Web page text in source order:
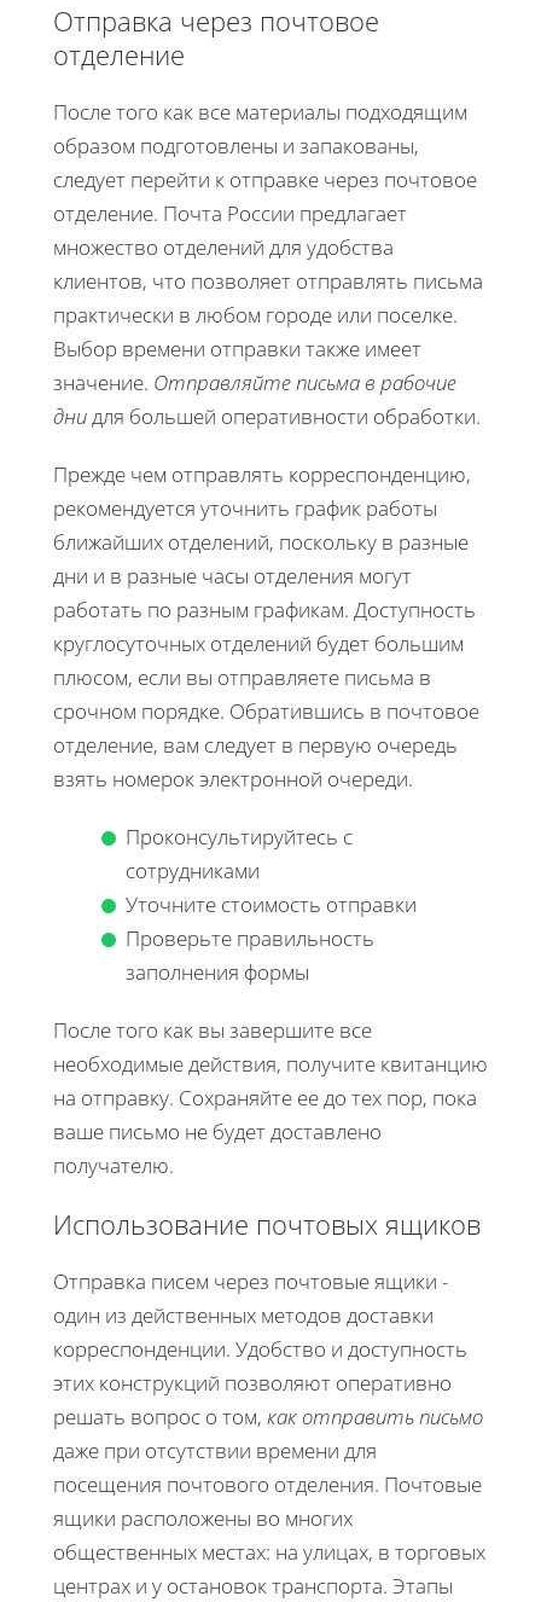
Отправка через почтовое
отделение
После того как все материалы подходящим
образом подготовлены и запакованы,
следует перейти к отправке через почтовое
отделение. Почта России предлагает
множество отделений для удобства
клиентов, что позволяет отправлять письма
практически в любом городе или поселке.
Выбор времени отправки также имеет
значение. Отправляйте письма в рабочие
днидля большей оперативности обработки.
Прежде чем отправлять корреспонденцию,
рекомендуется уточнить график работы
ближайших отделений, поскольку в разные
дни и в разные часы отделения могут
работать по разным графикам. Доступность
круглосуточных отделений будет большим
плюсом, если вы отправляете письма в
срочном порядке. Обратившись в почтовое
отделение, вам следует в первую очередь
взять номерок электронной очереди.
Проконсультируйтесь с
сотрудниками
Уточните стоимость отправки
Проверьте правильность
заполнения формы
После того как вы завершите все
необходимые действия, получите квитанцию
на отправку. Сохраняйте ее до тех пор, пока
ваше письмо не будет доставлено
получателю.
Использование почтовых ящиков
Отправка писем через почтовые ящики -
один из действенных методов доставки
корреспонденции. Удобство и доступность
этих конструкций позволяют оперативно
решать вопрос о том, как отправить письмо
даже при отсутствии времени для
посещения почтового отделения. Почтовые
ящики расположены во многих
общественных местах: на улицах, в торговых
центрах и у остановок транспорта. Этапы